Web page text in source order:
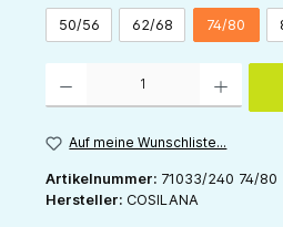
50/56 62/68 74/80
Auf meine Wunschliste...
Artikelnummer: 71033/240 74/80
Hersteller: COSILANA